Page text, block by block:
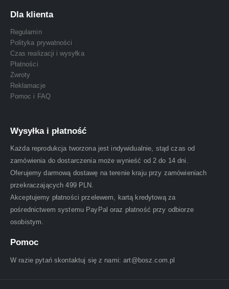
Dla klienta
Regulamin
Polityka prywatności
Czas realizacji i wysyłka
Płatności
Zwroty
Reklamacje
Pomoc i FAQ
Wysyłka i płatność
Każda reprodukcja tworzona jest indywidualnie, stąd czas od
zamówienia do dostarczenia może wynieść od 2 do 14 dni.
Oferujemy darmową dostawę na terenie kraju przy zamówieniach
przekraczających 499 PLN.
Akceptujemy płatności przelewem, kartą kredytową za
pośrednictwem systemu PayPal oraz płatność przy odbiorze
osobistym.
Pomoc
W razie pytań skontaktuj się z nami: art@bosz.com.pl